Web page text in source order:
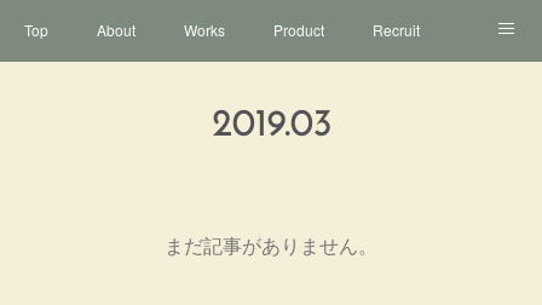
Top About Works Product Recruit
2019.03
まだ記事がありません。